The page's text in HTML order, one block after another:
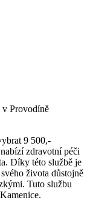
v Provodíně
9 500,-
zdravotní péči
Díky této službě je
života důstojně
Tuto službu